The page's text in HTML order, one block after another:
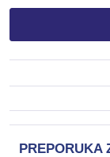
PREPORUKA